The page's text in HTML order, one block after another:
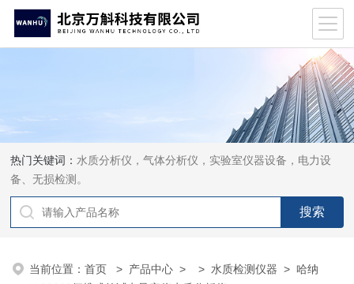
热门关键词： 水质分析仪，气体分析仪，实验室仪器设备，电力设
备、无损检测。
当前位置：首页 > 产品中心 > > 水质检测仪器 > 哈纳